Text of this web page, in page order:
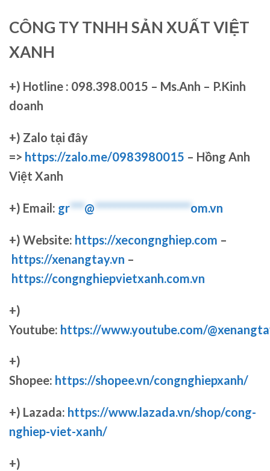
CÔNG TY TNHH SẢN XUẤT VIỆT
XANH
+) Hotline : 098.398.0015 – Ms.Anh – P.Kinh
doanh
+) Zalo tại đây
=> https://zalo.me/0983980015 – Hồng Anh
Việt Xanh
+) Email: gr***@********************om.vn
+) Website: https://xecongnghiep.com –
https://xenangtay.vn –
https://congnghiepvietxanh.com.vn
+)
Youtube: https://www.youtube.com/
+)
Shopee: https://shopee.vn/congnghiepxanh/
+) Lazada: https://www.lazada.vn/shop/cong-
nghiep-viet-xanh/
+)